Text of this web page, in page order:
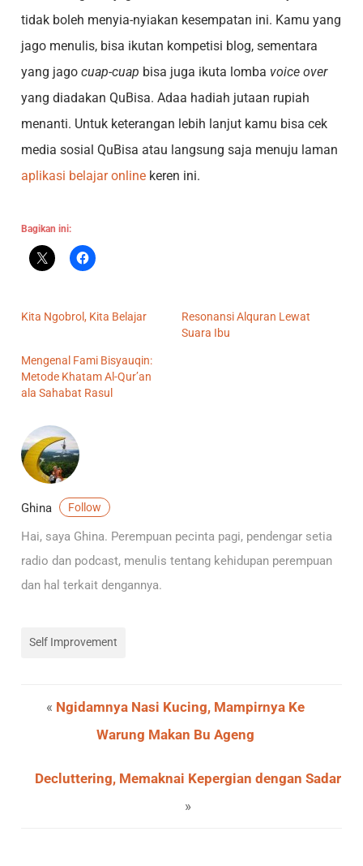
tidak boleh menyia-nyiakan kesempatan ini. Kamu yang
jago menulis, bisa ikutan kompetisi blog, sementara
yang jago cuap-cuap bisa juga ikuta lomba voice over
yang diadakan QuBisa. Adaa hadiah jutaan rupiah
menanti. Untuk keterangan lebih lanjut kamu bisa cek
media sosial QuBisa atau langsung saja menuju laman
aplikasi belajar online keren ini.
Bagikan ini:
Kita Ngobrol, Kita Belajar
Resonansi Alquran Lewat
Suara Ibu
Mengenal Fami Bisyauqin:
Metode Khatam Al-Qur’an
ala Sahabat Rasul
Ghina Follow
Hai, saya Ghina. Perempuan pecinta pagi, pendengar setia
radio dan podcast, menulis tentang kehidupan perempuan
dan hal terkait dengannya.
Self Improvement
« Ngidamnya Nasi Kucing, Mampirnya Ke
Warung Makan Bu Ageng
Decluttering, Memaknai Kepergian dengan Sadar
»